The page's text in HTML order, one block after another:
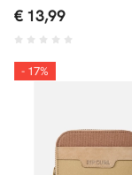
€ 13,99
- 17%